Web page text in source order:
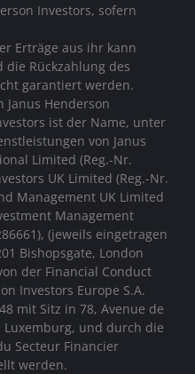
Investors, sofern
Erträge aus ihr kann
Rückzahlung des
garantiert werden.
Janus Henderson
ist der Name, unter
von Janus
Limited (Reg.-Nr.
UK Limited (Reg.-Nr.
Management UK Limited
Management
(jeweils eingetragen
Bishopsgate, London
der Financial Conduct
Investors Europe S.A.
mit Sitz in 78, Avenue de
Luxemburg, und durch die
Secteur Financier
werden.